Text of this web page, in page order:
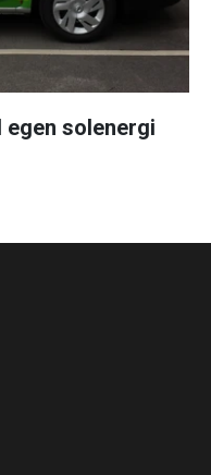
solenergi